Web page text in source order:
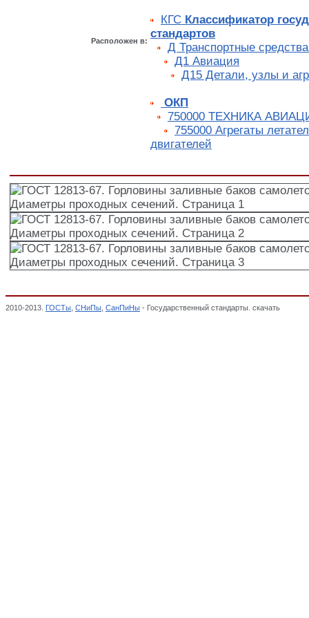
Расположен в:
КГС Классификатор
стандартов
Д Транспортные
Д1 Авиация
Д15 Детали, узлы и
ОКП
750000 ТЕХНИКА
755000 Агрегаты
двигателей
2010-2013. ГОСТы СНиПы СанПиНы - Государственный стандарты. скачать